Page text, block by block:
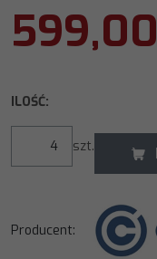
599,00
ILOŚĆ:
szt.
Producent: